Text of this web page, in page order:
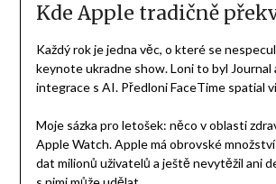
Kde Apple tradičně
Každý rok je jedna věc, o které se
keynote ukradne show. Loni to byl Journal
integrace s AI. Předloni FaceTime spatial
Moje sázka pro letošek: něco v oblasti
Apple Watch. Apple má obrovské
dat milionů uživatelů a ještě nevytěžil ani